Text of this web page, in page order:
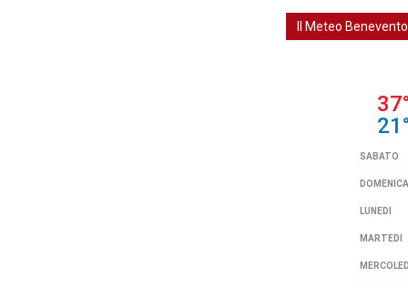
Il Meteo Benevento